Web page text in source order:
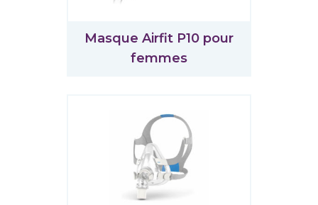
Masque Airfit P10 pour
femmes